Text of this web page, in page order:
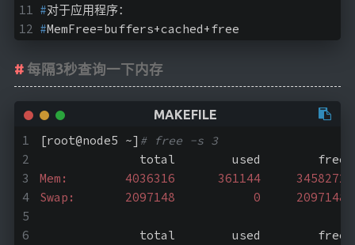
#对于应用程序：
#MemFree=buffers+cached+free
每隔3秒查询一下内存
[root@node5 ~] # free -s 3
total        used        free
Mem:        4036316      361144
Swap:       2097148           0     2097148
total        used        free